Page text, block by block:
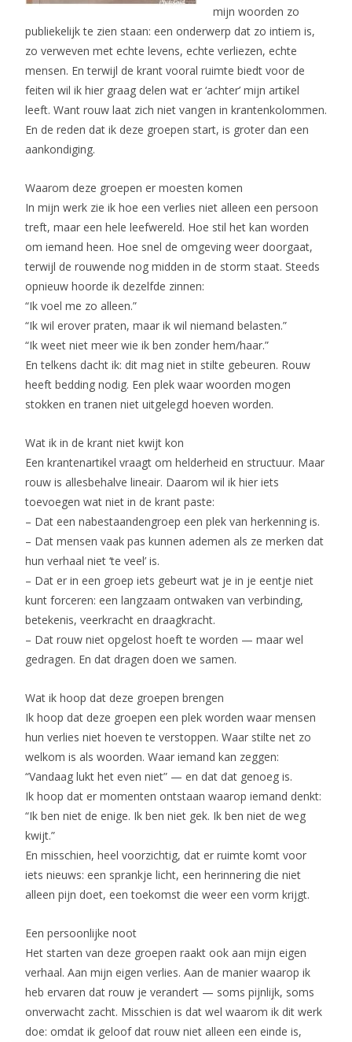
mijn woorden zo
publiekelijk te zien staan: een onderwerp dat zo intiem is,
zo verweven met echte levens, echte verliezen, echte
mensen. En terwijl de krant vooral ruimte biedt voor de
feiten wil ik hier graag delen wat er ‘achter’ mijn artikel
leeft. Want rouw laat zich niet vangen in krantenkolommen.
En de reden dat ik deze groepen start, is groter dan een
aankondiging.
Waarom deze groepen er moesten komen
In mijn werk zie ik hoe een verlies niet alleen een persoon
treft, maar een hele leefwereld. Hoe stil het kan worden
om iemand heen. Hoe snel de omgeving weer doorgaat,
terwijl de rouwende nog midden in de storm staat. Steeds
opnieuw hoorde ik dezelfde zinnen:
“Ik voel me zo alleen.”
“Ik wil erover praten, maar ik wil niemand belasten.”
“Ik weet niet meer wie ik ben zonder hem/haar.”
En telkens dacht ik: dit mag niet in stilte gebeuren. Rouw
heeft bedding nodig. Een plek waar woorden mogen
stokken en tranen niet uitgelegd hoeven worden.
Wat ik in de krant niet kwijt kon
Een krantenartikel vraagt om helderheid en structuur. Maar
rouw is allesbehalve lineair. Daarom wil ik hier iets
toevoegen wat niet in de krant paste:
– Dat een nabestaandengroep een plek van herkenning is.
– Dat mensen vaak pas kunnen ademen als ze merken dat
hun verhaal niet ‘te veel’ is.
– Dat er in een groep iets gebeurt wat je in je eentje niet
kunt forceren: een langzaam ontwaken van verbinding,
betekenis, veerkracht en draagkracht.
– Dat rouw niet opgelost hoeft te worden — maar wel
gedragen. En dat dragen doen we samen.
Wat ik hoop dat deze groepen brengen
Ik hoop dat deze groepen een plek worden waar mensen
hun verlies niet hoeven te verstoppen. Waar stilte net zo
welkom is als woorden. Waar iemand kan zeggen:
“Vandaag lukt het even niet” — en dat dat genoeg is.
Ik hoop dat er momenten ontstaan waarop iemand denkt:
“Ik ben niet de enige. Ik ben niet gek. Ik ben niet de weg
kwijt.”
En misschien, heel voorzichtig, dat er ruimte komt voor
iets nieuws: een sprankje licht, een herinnering die niet
alleen pijn doet, een toekomst die weer een vorm krijgt.
Een persoonlijke noot
Het starten van deze groepen raakt ook aan mijn eigen
verhaal. Aan mijn eigen verlies. Aan de manier waarop ik
heb ervaren dat rouw je verandert — soms pijnlijk, soms
onverwacht zacht. Misschien is dat wel waarom ik dit werk
doe: omdat ik geloof dat rouw niet alleen een einde is,